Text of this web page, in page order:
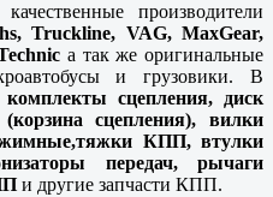
производители
Truckline, VAG, MaxGear,
а так же оригинальные
и грузовики. В
комплекты сцепления, диск
сцепления), вилки
КПП, втулки
передач, рычаги
и другие запчасти КПП.